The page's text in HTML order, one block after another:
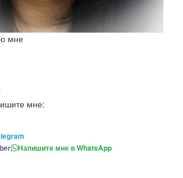
мне
мне:
Напишите мне в WhatsApp